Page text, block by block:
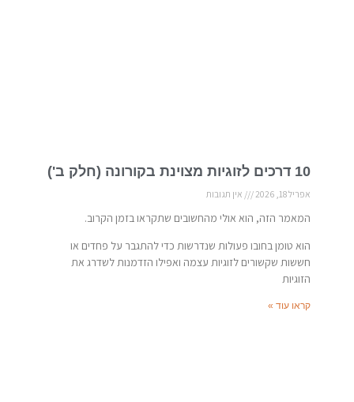
10 דרכים לזוגיות מצוינת בקורונה (חלק ב')
אפריל 18, 2026 אין תגובות
המאמר הזה, הוא אולי מהחשובים שתקראו בזמן הקרוב.
הוא טומן בחובו פעולות שנדרשות כדי להתגבר על פחדים או
חששות שקשורים לזוגיות עצמה ואפילו הזדמנות לשדרג את
הזוגיות
קראו עוד »